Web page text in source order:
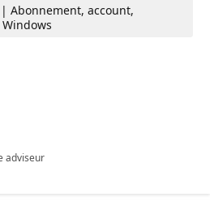
Abonnement, account,
adviseur